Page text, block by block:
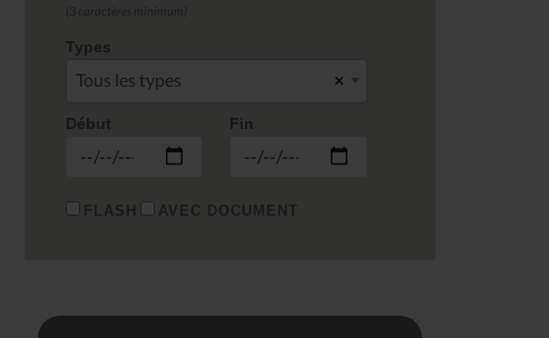
Types
×
Tous les types
Début Fin
FLASH AVEC DOCUMENT